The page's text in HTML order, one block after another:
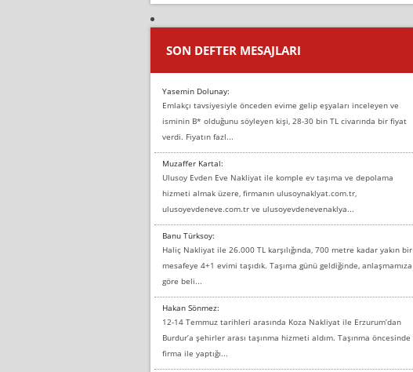
SON DEFTER MESAJLARI
Yasemin Dolunay:
Emlakçı tavsiyesiyle önceden evime gelip eşyaları inceleyen ve
isminin B* olduğunu söyleyen kişi, 28-30 bin TL civarında bir fiyat
verdi. Fiyatın fazl...
Muzaffer Kartal:
Ulusoy Evden Eve Nakliyat ile komple ev taşıma ve depolama
hizmeti almak üzere, firmanın ulusoynaklyat.com.tr,
ulusoyevdeneve.com.tr ve ulusoyevdenevenaklya...
Banu Türksoy:
Haliç Nakliyat ile 26.000 TL karşılığında, 700 metre kadar yakın bir
mesafeye 4+1 evimi taşıdık. Taşıma günü geldiğinde, anlaşmamıza
göre beli...
Hakan Sönmez:
12-14 Temmuz tarihleri arasında Koza Nakliyat ile Erzurum’dan
Burdur’a şehirler arası taşınma hizmeti aldım. Taşınma öncesinde
firma ile yaptığı...